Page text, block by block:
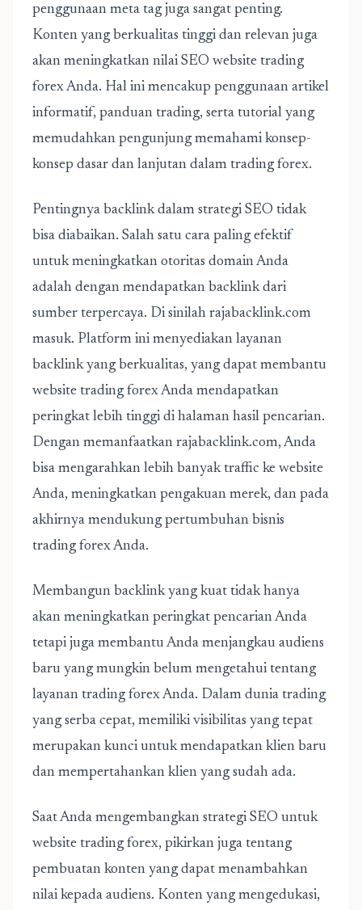
penggunaan meta tag juga sangat penting.
Konten yang berkualitas tinggi dan relevan juga
akan meningkatkan nilai SEO website trading
forex Anda. Hal ini mencakup penggunaan artikel
informatif, panduan trading, serta tutorial yang
memudahkan pengunjung memahami konsep-
konsep dasar dan lanjutan dalam trading forex.
Pentingnya backlink dalam strategi SEO tidak
bisa diabaikan. Salah satu cara paling efektif
untuk meningkatkan otoritas domain Anda
adalah dengan mendapatkan backlink dari
sumber terpercaya. Di sinilah rajabacklink.com
masuk. Platform ini menyediakan layanan
backlink yang berkualitas, yang dapat membantu
website trading forex Anda mendapatkan
peringkat lebih tinggi di halaman hasil pencarian.
Dengan memanfaatkan rajabacklink.com, Anda
bisa mengarahkan lebih banyak traffic ke website
Anda, meningkatkan pengakuan merek, dan pada
akhirnya mendukung pertumbuhan bisnis
trading forex Anda.
Membangun backlink yang kuat tidak hanya
akan meningkatkan peringkat pencarian Anda
tetapi juga membantu Anda menjangkau audiens
baru yang mungkin belum mengetahui tentang
layanan trading forex Anda. Dalam dunia trading
yang serba cepat, memiliki visibilitas yang tepat
merupakan kunci untuk mendapatkan klien baru
dan mempertahankan klien yang sudah ada.
Saat Anda mengembangkan strategi SEO untuk
website trading forex, pikirkan juga tentang
pembuatan konten yang dapat menambahkan
nilai kepada audiens. Konten yang mengedukasi,